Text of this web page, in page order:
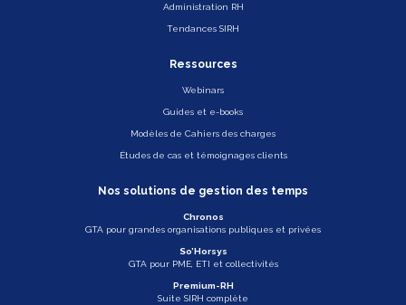
Administration RH
Tendances SIRH
Ressources
Webinars
Guides et e-books
Modèles de Cahiers des charges
Études de cas et témoignages clients
Nos solutions de gestion des temps
Chronos
GTA pour grandes organisations publiques et privées
So’Horsys
GTA pour PME, ETI et collectivités
Premium-RH
Suite SIRH complète